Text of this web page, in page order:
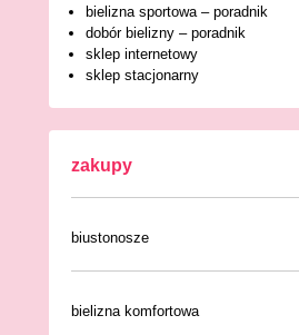
bielizna sportowa – poradnik
dobór bielizny – poradnik
sklep internetowy
sklep stacjonarny
zakupy
biustonosze
bielizna komfortowa